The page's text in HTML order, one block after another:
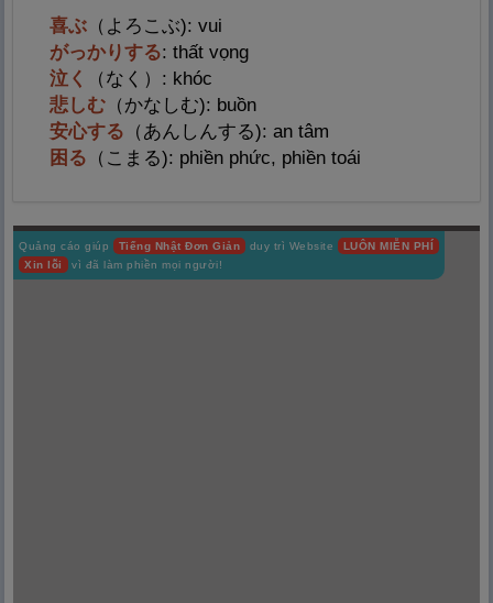
喜ぶ（よろこぶ): vui
がっかりする: thất vọng
泣く
（なく）: khóc
悲
Nghĩa: Thương xót, buồn
しむ（かなしむ): buồn
安心する （あんしんする): an tâm
困 る （こまる): phiền phức, phiền toái
Quảng cáo giúp Tiếng Nhật Đơn Giản duy trì Website
LUÔN MIỄN PHÍ
Xin lỗi
vì đã làm phiền mọi người!